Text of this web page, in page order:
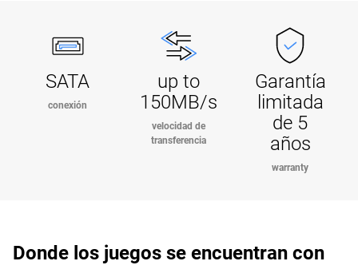
SATA
conexión
up to
150MB/s
velocidad de
transferencia
Garantía
limitada
de 5
años
warranty
Donde los juegos se encuentran con